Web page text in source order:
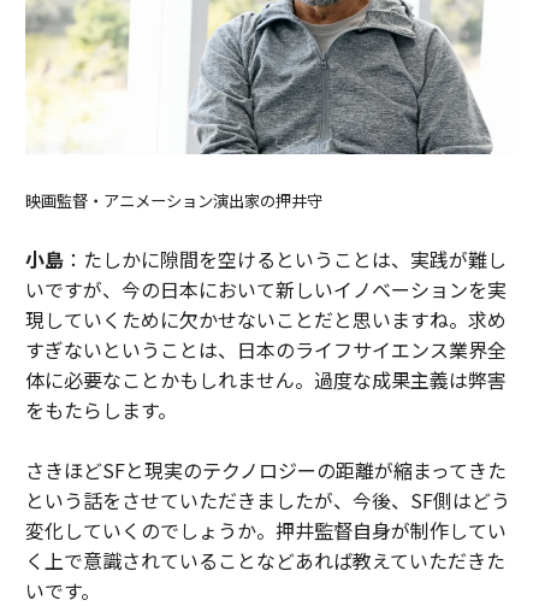
映画監督・アニメーション演出家の押井守
小島：たしかに隙間を空けるということは、実践が難し
いですが、今の日本において新しいイノベーションを実
現していくために欠かせないことだと思いますね。求め
すぎないということは、日本のライフサイエンス業界全
体に必要なことかもしれません。過度な成果主義は弊害
をもたらします。
さきほどSFと現実のテクノロジーの距離が縮まってきた
という話をさせていただきましたが、今後、SF側はどう
変化していくのでしょうか。押井監督自身が制作してい
く上で意識されていることなどあれば教えていただきた
いです。